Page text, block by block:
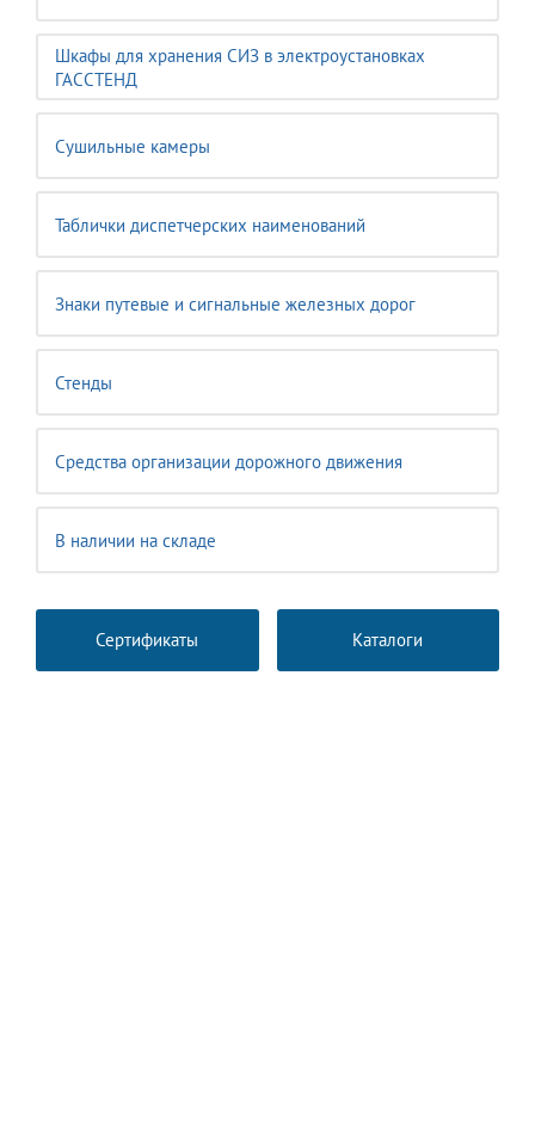
Шкафы для хранения СИЗ в электроустановках
ГАССТЕНД
Сушильные камеры
Таблички диспетчерских наименований
Знаки путевые и сигнальные железных дорог
Стенды
Средства организации дорожного движения
В наличии на складе
Сертификаты Каталоги